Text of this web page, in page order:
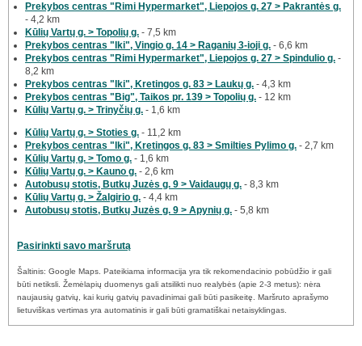
Prekybos centras "Rimi Hypermarket", Liepojos g. 27 > Pakrantės g.
- 4,2 km
Kūlių Vartų g. > Topolių g. - 7,5 km
Prekybos centras "Iki", Vingio g. 14 > Raganių 3-ioji g. - 6,6 km
Prekybos centras "Rimi Hypermarket", Liepojos g. 27 > Spindulio g. -
8,2 km
Prekybos centras "Iki", Kretingos g. 83 > Laukų g. - 4,3 km
Prekybos centras "Big", Taikos pr. 139 > Topolių g. - 12 km
Kūlių Vartų g. > Trinyčių g. - 1,6 km
Kūlių Vartų g. > Stoties g. - 11,2 km
Prekybos centras "Iki", Kretingos g. 83 > Smilties Pylimo g. - 2,7 km
Kūlių Vartų g. > Tomo g. - 1,6 km
Kūlių Vartų g. > Kauno g. - 2,6 km
Autobusų stotis, Butkų Juzės g. 9 > Vaidaugų g. - 8,3 km
Kūlių Vartų g. > Žalgirio g. - 4,4 km
Autobusų stotis, Butkų Juzės g. 9 > Apynių g. - 5,8 km
Pasirinkti savo maršrutą
Šaltinis: Google Maps. Pateikiama informacija yra tik rekomendacinio pobūdžio ir gali
būti netiksli. Žemėlapių duomenys gali atsilikti nuo realybės (apie 2-3 metus): nėra
naujausių gatvių, kai kurių gatvių pavadinimai gali būti pasikeitę. Maršruto aprašymo
lietuviškas vertimas yra automatinis ir gali būti gramatiškai netaisyklingas.